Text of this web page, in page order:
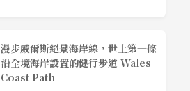
漫步威爾斯絕景海岸線，世上第一條
沿全境海岸設置的健行步道 Wales
Coast Path